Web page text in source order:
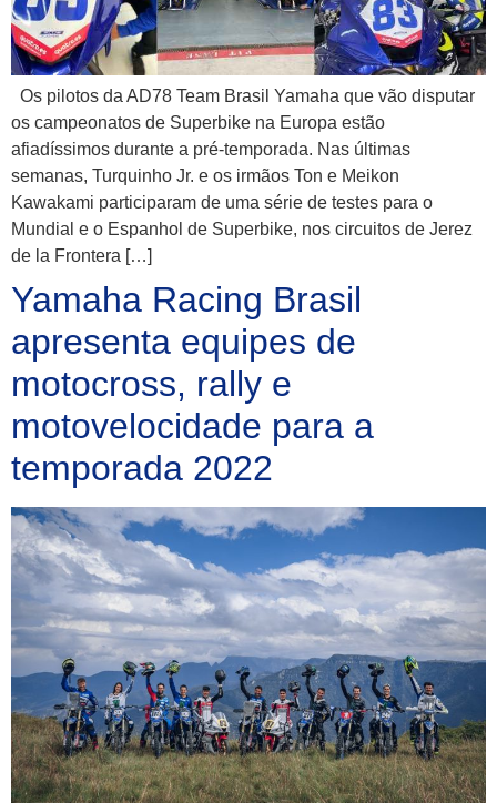
Os pilotos da AD78 Team Brasil Yamaha que vão disputar
os campeonatos de Superbike na Europa estão
afiadíssimos durante a pré-temporada. Nas últimas
semanas, Turquinho Jr. e os irmãos Ton e Meikon
Kawakami participaram de uma série de testes para o
Mundial e o Espanhol de Superbike, nos circuitos de Jerez
de la Frontera […]
Yamaha Racing Brasil
apresenta equipes de
motocross, rally e
motovelocidade para a
temporada 2022